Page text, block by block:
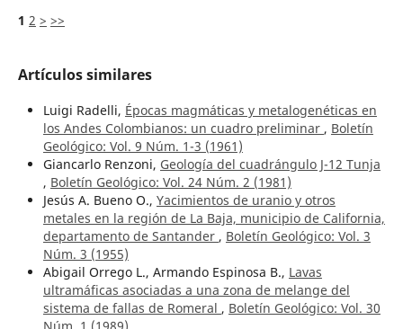
1 2 > >>
Artículos similares
Luigi Radelli, Épocas magmáticas y metalogenéticas en
los Andes Colombianos: un cuadro preliminar , Boletín
Geológico: Vol. 9 Núm. 1-3 (1961)
Giancarlo Renzoni, Geología del cuadrángulo J-12 Tunja
, Boletín Geológico: Vol. 24 Núm. 2 (1981)
Jesús A. Bueno O., Yacimientos de uranio y otros
metales en la región de La Baja, municipio de California,
departamento de Santander , Boletín Geológico: Vol. 3
Núm. 3 (1955)
Abigail Orrego L., Armando Espinosa B., Lavas
ultramáficas asociadas a una zona de melange del
sistema de fallas de Romeral , Boletín Geológico: Vol. 30